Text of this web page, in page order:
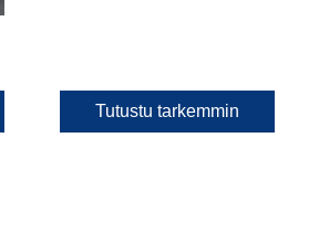
Tutustu tarkemmin